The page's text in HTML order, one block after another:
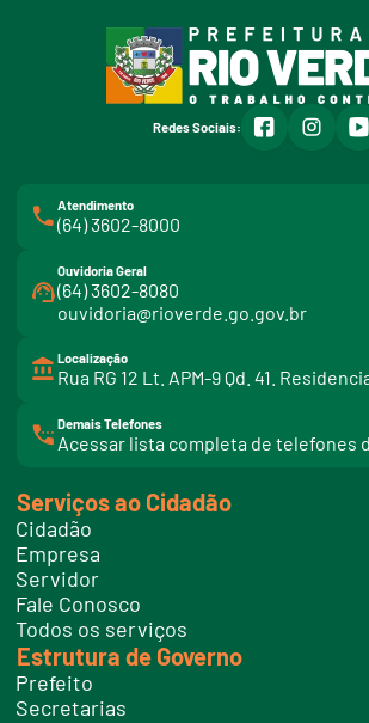
Redes Sociais: facebookinstagram
Atendimento
(64) 3602-8000
Ouvidoria Geral
(64) 3602-8080
ouvidoria@rioverde.go.gov.br
Localização
Rua RG 12 Lt. APM-9 Qd. 41.
Demais Telefones
Acessar lista completa de telefones
i
t
e
l
f
o
e
s
Serviços ao Cidadão
Cidadão
Empresa
Servidor
Fale Conosco
Todos os serviços
Estrutura de Governo
Prefeito
Secretarias